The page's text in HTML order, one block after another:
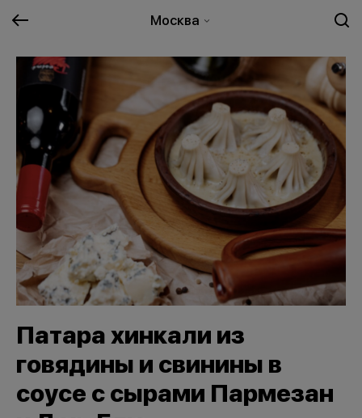
Москва
Патара хинкали из
говядины и свинины в
соусе с сырами Пармезан